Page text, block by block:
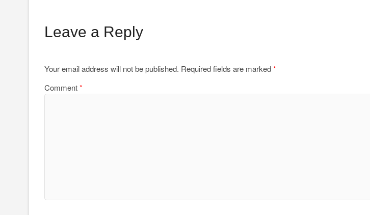
Leave a Reply
Your email address will not be published. Required fields are marked*
Comment*